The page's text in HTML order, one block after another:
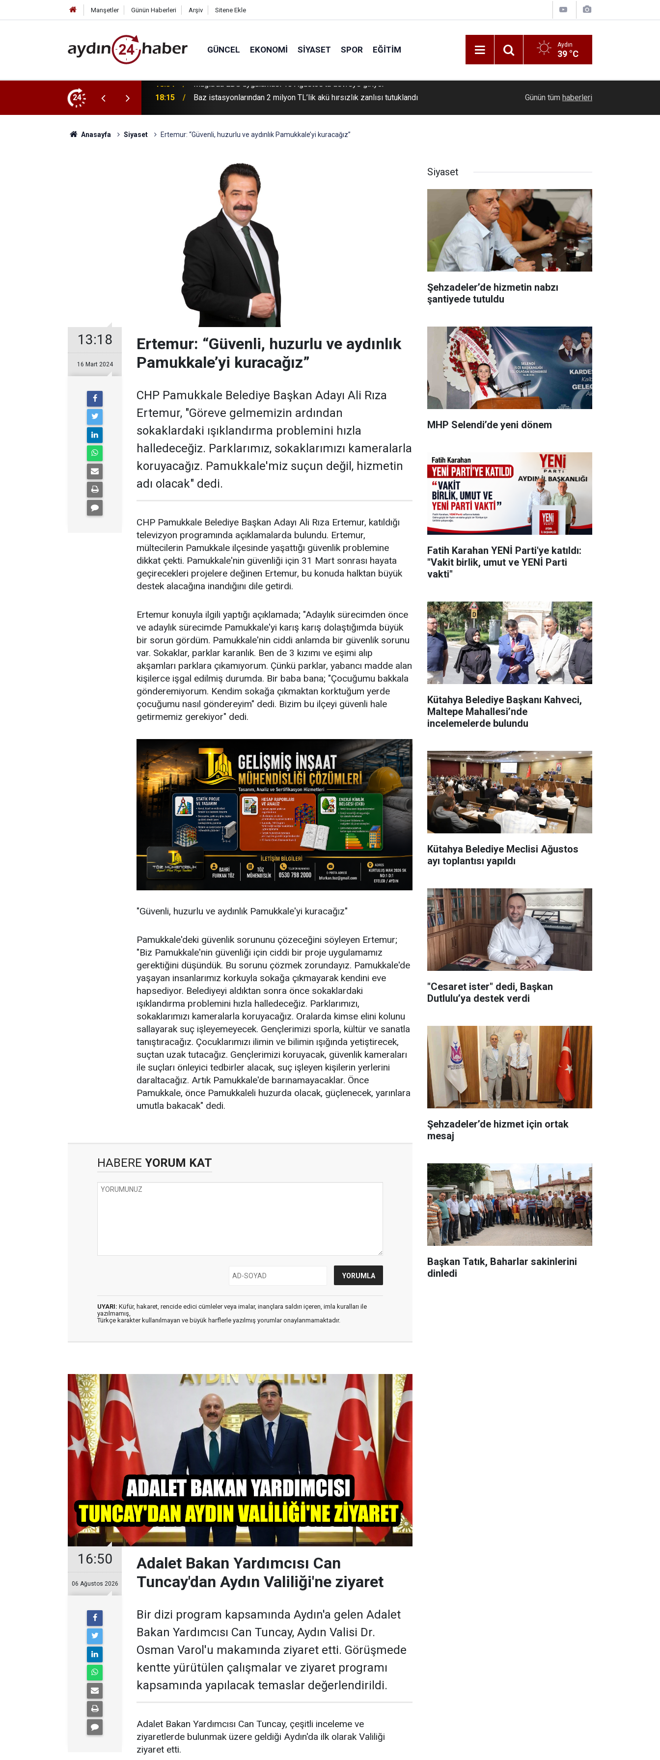
Manşetler Günün Haberleri Arşiv Sitene Ekle
GÜNCEL EKONOMI SIYASET SPOR EĞITIM Aydın
39 °C
24
devreye giriyor 18:15 Baz istasyonlarından 2 milyon TL’lik akü hırsızlık zanlısı tutuklandı Emet’te beton mikseri motosiklete çarptı: 1 ölü,
Günün tüm haberleri
Anasayfa Siyaset Ertemur: “Güvenli, huzurlu ve aydınlık Pamukkale’yi kuracağız”
13:18
16 Mart 2024
Ertemur: “Güvenli, huzurlu ve aydınlık
Pamukkale’yi kuracağız”
CHP Pamukkale Belediye Başkan Adayı Ali Rıza
Ertemur, "Göreve gelmemizin ardından
sokaklardaki ışıklandırma problemini hızla
halledeceğiz. Parklarımız, sokaklarımızı kameralarla
koruyacağız. Pamukkale'miz suçun değil, hizmetin
adı olacak" dedi.
CHP Pamukkale Belediye Başkan Adayı Ali Rıza Ertemur, katıldığı
televizyon programında açıklamalarda bulundu. Ertemur,
mültecilerin Pamukkale ilçesinde yaşattığı güvenlik problemine
dikkat çekti. Pamukkale'nin güvenliği için 31 Mart sonrası hayata
geçirecekleri projelere değinen Ertemur, bu konuda halktan büyük
destek alacağına inandığını dile getirdi.
Ertemur konuyla ilgili yaptığı açıklamada; "Adaylık sürecimden önce
ve adaylık sürecimde Pamukkale'yi karış karış dolaştığımda büyük
bir sorun gördüm. Pamukkale'nin ciddi anlamda bir güvenlik sorunu
var. Sokaklar, parklar karanlık. Ben de 3 kızımı ve eşimi alıp
akşamları parklara çıkamıyorum. Çünkü parklar, yabancı madde alan
kişilerce işgal edilmiş durumda. Bir baba bana; "Çocuğumu bakkala
gönderemiyorum. Kendim sokağa çıkmaktan korktuğum yerde
çocuğumu nasıl göndereyim" dedi. Bizim bu ilçeyi güvenli hale
getirmemiz gerekiyor" dedi.
"Güvenli, huzurlu ve aydınlık Pamukkale'yi kuracağız"
Pamukkale'deki güvenlik sorununu çözeceğini söyleyen Ertemur;
"Biz Pamukkale'nin güvenliği için ciddi bir proje uygulamamız
gerektiğini düşündük. Bu sorunu çözmek zorundayız. Pamukkale'de
yaşayan insanlarımız korkuyla sokağa çıkmayarak kendini eve
hapsediyor. Belediyeyi aldıktan sonra önce sokaklardaki
ışıklandırma problemini hızla halledeceğiz. Parklarımızı,
sokaklarımızı kameralarla koruyacağız. Oralarda kimse elini kolunu
sallayarak suç işleyemeyecek. Gençlerimizi sporla, kültür ve sanatla
tanıştıracağız. Çocuklarımızı ilimin ve bilimin ışığında yetiştirecek,
suçtan uzak tutacağız. Gençlerimizi koruyacak, güvenlik kameraları
ile suçları önleyici tedbirler alacak, suç işleyen kişilerin yerlerini
daraltacağız. Artık Pamukkale'de barınamayacaklar. Önce
Pamukkale, önce Pamukkaleli huzurda olacak, güçlenecek, yarınlara
umutla bakacak" dedi.
HABERE YORUM KAT
UYARI: Küfür, hakaret, rencide edici cümleler veya imalar, inançlara saldırı içeren, imla kuralları ile
yazılmamış,
Türkçe karakter kullanılmayan ve büyük harflerle yazılmış yorumlar onaylanmamaktadır.
16:50
06 Ağustos 2026
Adalet Bakan Yardımcısı Can
Tuncay'dan Aydın Valiliği'ne ziyaret
Bir dizi program kapsamında Aydın'a gelen Adalet
Bakan Yardımcısı Can Tuncay, Aydın Valisi Dr.
Osman Varol'u makamında ziyaret etti. Görüşmede
kentte yürütülen çalışmalar ve ziyaret programı
kapsamında yapılacak temaslar değerlendirildi.
Adalet Bakan Yardımcısı Can Tuncay, çeşitli inceleme ve
ziyaretlerde bulunmak üzere geldiği Aydın'da ilk olarak Valiliği
ziyaret etti.
Siyaset
Şehzadeler’de hizmetin nabzı
şantiyede tutuldu
MHP Selendi’de yeni dönem
Fatih Karahan YENİ Parti'ye katıldı:
"Vakit birlik, umut ve YENİ Parti
vakti"
Kütahya Belediye Başkanı Kahveci,
Maltepe Mahallesi’nde
incelemelerde bulundu
Kütahya Belediye Meclisi Ağustos
ayı toplantısı yapıldı
"Cesaret ister" dedi, Başkan
Dutlulu’ya destek verdi
Şehzadeler’de hizmet için ortak
mesaj
Başkan Tatık, Baharlar sakinlerini
dinledi